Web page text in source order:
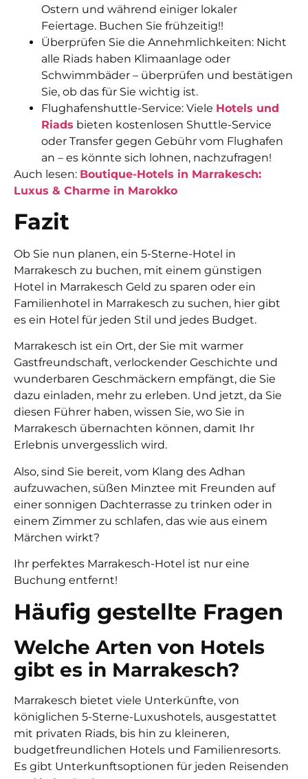
Ostern und während einiger lokaler
Feiertage. Buchen Sie frühzeitig!!
Überprüfen Sie die Annehmlichkeiten: Nicht
alle Riads haben Klimaanlage oder
Schwimmbäder – überprüfen und bestätigen
Sie, ob das für Sie wichtig ist.
Flughafenshuttle-Service: Viele Hotels und
Riads bieten kostenlosen Shuttle-Service
oder Transfer gegen Gebühr vom Flughafen
an – es könnte sich lohnen, nachzufragen!
Auch lesen: Boutique-Hotels in Marrakesch:
Luxus & Charme in Marokko
Fazit
Ob Sie nun planen, ein 5-Sterne-Hotel in
Marrakesch zu buchen, mit einem günstigen
Hotel in Marrakesch Geld zu sparen oder ein
Familienhotel in Marrakesch zu suchen, hier gibt
es ein Hotel für jeden Stil und jedes Budget.
Marrakesch ist ein Ort, der Sie mit warmer
Gastfreundschaft, verlockender Geschichte und
wunderbaren Geschmäckern empfängt, die Sie
dazu einladen, mehr zu erleben. Und jetzt, da Sie
diesen Führer haben, wissen Sie, wo Sie in
Marrakesch übernachten können, damit Ihr
Erlebnis unvergesslich wird.
Also, sind Sie bereit, vom Klang des Adhan
aufzuwachen, süßen Minztee mit Freunden auf
einer sonnigen Dachterrasse zu trinken oder in
einem Zimmer zu schlafen, das wie aus einem
Märchen wirkt?
Ihr perfektes Marrakesch-Hotel ist nur eine
Buchung entfernt!
Häufig gestellte Fragen
Welche Arten von Hotels
gibt es in Marrakesch?
Marrakesch bietet viele Unterkünfte, von
königlichen 5-Sterne-Luxushotels, ausgestattet
mit privaten Riads, bis hin zu kleineren,
budgetfreundlichen Hotels und Familienresorts.
Es gibt Unterkunftsoptionen für jeden Reisenden